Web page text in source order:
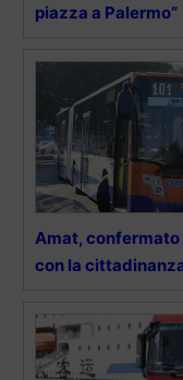
piazza a Palermo”
Amat, confermato
con la